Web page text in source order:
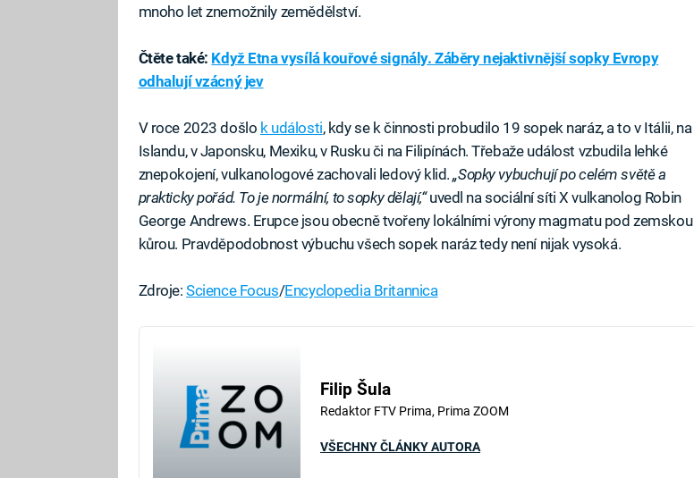
mnoho let znemožnily zemědělství.
Čtěte také: Když Etna vysílá kouřové signály. Záběry nejaktivnější sopky Evropy
odhalují vzácný jev
V roce 2023 došlo k události, kdy se k činnosti probudilo 19 sopek naráz, a to v Itálii, na
Islandu, v Japonsku, Mexiku, v Rusku či na Filipínách. Třebaže událost vzbudila lehké
znepokojení, vulkanologové zachovali ledový klid.„Sopky vybuchují po celém světě a
prakticky pořád. To je normální, to sopky dělají,“uvedl na sociální síti X vulkanolog Robin
George Andrews. Erupce jsou obecně tvořeny lokálními výrony magmatu pod zemskou
kůrou. Pravděpodobnost výbuchu všech sopek naráz tedy není nijak vysoká.
Zdroje:Science Focus/Encyclopedia Britannica
Filip Šula
Redaktor FTV Prima, Prima ZOOM
VŠECHNY ČLÁNKY AUTORA